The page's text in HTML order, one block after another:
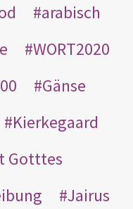
arabisch
WORT2020
Gänse
Kierkegaard
Gotttes
Jairus